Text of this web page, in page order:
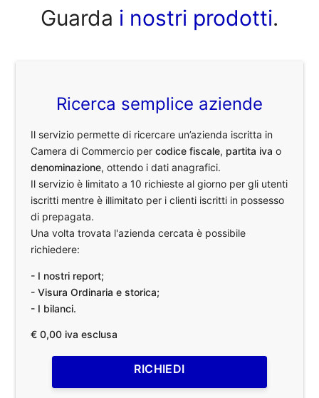
Guarda i nostri prodotti.
Ricerca semplice aziende
Il servizio permette di ricercare un’azienda iscritta in
Camera di Commercio percodice fiscale, partita iva o
denominazione, ottendo i dati anagrafici.
Il servizio è limitato a 10 richieste al giorno per gli utenti
iscritti mentre è illimitato per i clienti iscritti in possesso
di prepagata.
Una volta trovata l'azienda cercata è possibile
richiedere:
- I nostri report;
- Visura Ordinaria e storica;
- I bilanci.
€ 0,00 iva esclusa
RICHIEDI